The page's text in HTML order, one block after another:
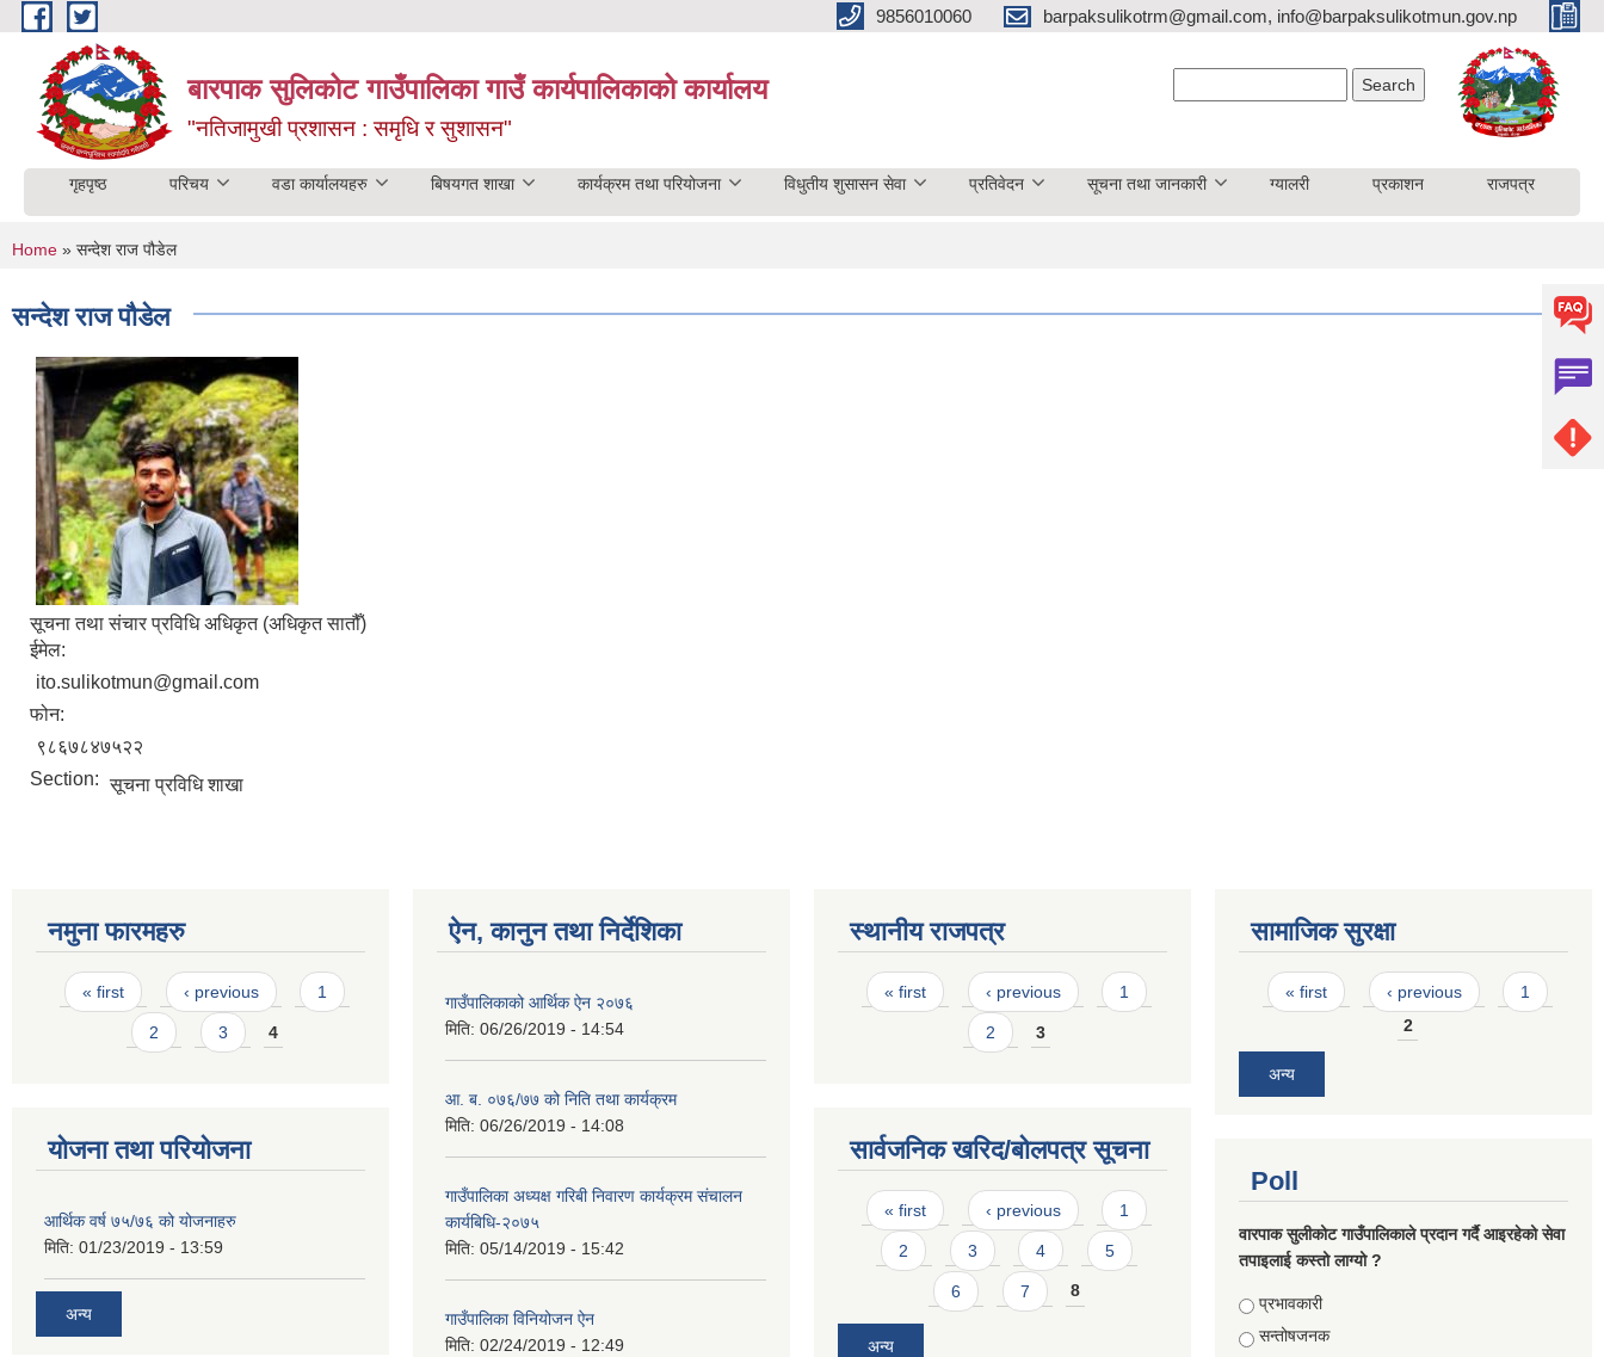
Skip to main content 9856010060 barpaksulikotrm@gmail.com, info@barpaksulikotmun.gov.np
बारपाक सुलिकोट गाउँपालिका गाउँ कार्यपालिकाको कार्यालय
"नतिजामुखी प्रशासन : समृधि र सुशासन"
गृहपृष्ठ परिचय वडा कार्यालयहरु बिषयगत शाखा कार्यक्रम तथा परियोजना विधुतीय शुसासन सेवा प्रतिवेदन सूचना तथा जानकारी ग्यालरी प्रकाशन राजपत्र
You are here
Home » सन्देश राज पौडेल
सन्देश राज पौडेल
सूचना तथा संचार प्रविधि अधिकृत (अधिकृत सातौँ)
ईमेल:
ito.sulikotmun@gmail.com
फोन:
९८६७८४७५२२
Section: सूचना प्रविधि शाखा
नमुना फारमहरु
Pages
« first ‹ previous 1
2 3 4
योजना तथा परियोजना
आर्थिक वर्ष ७५/७६ को योजनाहरु
मिति: 01/23/2019 - 13:59
अन्य
ऐन, कानुन तथा निर्देशिका
गाउँपालिकाको आर्थिक ऐन २०७६
मिति: 06/26/2019 - 14:54
आ. ब. ०७६/७७ को निति तथा कार्यक्रम
मिति: 06/26/2019 - 14:08
गाउँपालिका अध्यक्ष गरिबी निवारण कार्यक्रम संचालन
कार्यबिधि-२०७५
मिति: 05/14/2019 - 15:42
गाउँपालिका विनियोजन ऐन
मिति: 02/24/2019 - 12:49
स्थानीय राजपत्र
Pages
« first ‹ previous 1
2 3
सार्वजनिक खरिद/बोलपत्र सूचना
Pages
« first ‹ previous 1
2 3 4 5
6 7 8
अन्य
सामाजिक सुरक्षा
Pages
« first ‹ previous
1
2
अन्य
Poll
वारपाक सुलीकोट गाउँपालिकाले प्रदान गर्दै आइरहेको सेवा
तपाइलाई कस्तो लाग्यो ?
Choices
प्रभावकारी
सन्तोषजनक